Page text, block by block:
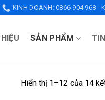
KINH DOANH: 0866 904 968 -
SẢN PHẨM
Hiển thị 1–12 của 14